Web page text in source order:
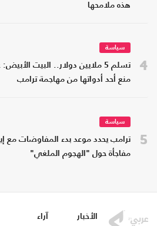
هذه ملامحها
4
سياسة
تسلم 5 ملايين دولار.. البيت
منع أحد أدواتها من مهاجمة ترامب
5
سياسة
ترامب يحدد موعد بدء المفاوضات مع
مفاجأة حول "الهجوم الملغي"
الأخبار آراء